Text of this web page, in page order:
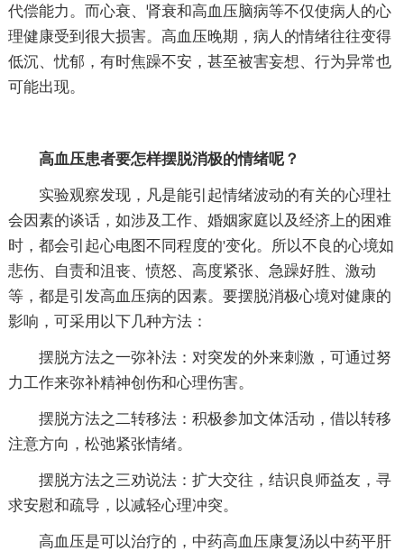
代偿能力。而心衰、肾衰和高血压脑病等不仅使病人的心
理健康受到很大损害。高血压晚期，病人的情绪往往变得
低沉、忧郁，有时焦躁不安，甚至被害妄想、行为异常也
可能出现。
高血压患者要怎样摆脱消极的情绪呢？
实验观察发现，凡是能引起情绪波动的有关的心理社
会因素的谈话，如涉及工作、婚姻家庭以及经济上的困难
时，都会引起心电图不同程度的'变化。所以不良的心境如
悲伤、自责和沮丧、愤怒、高度紧张、急躁好胜、激动
等，都是引发高血压病的因素。要摆脱消极心境对健康的
影响，可采用以下几种方法：
摆脱方法之一弥补法：对突发的外来刺激，可通过努
力工作来弥补精神创伤和心理伤害。
摆脱方法之二转移法：积极参加文体活动，借以转移
注意方向，松弛紧张情绪。
摆脱方法之三劝说法：扩大交往，结识良师益友，寻
求安慰和疏导，以减轻心理冲突。
高血压是可以治疗的，中药高血压康复汤以中药平肝